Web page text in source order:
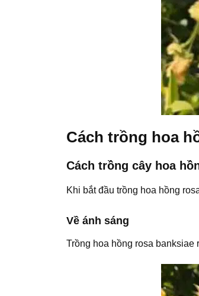
Cách trồng hoa
Cách trồng cây hoa
Khi bắt đầu trồng hoa hồng
Về ánh sáng
Trồng hoa hồng rosa